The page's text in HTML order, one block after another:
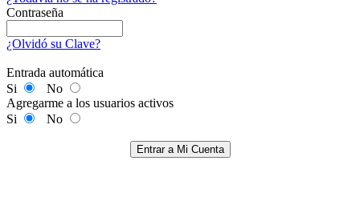
Contraseña
¿Olvidó su Clave?
Entrada automática
Si
No
Agregarme a los usuarios activos
Si
No
Entrar a Mi Cuenta